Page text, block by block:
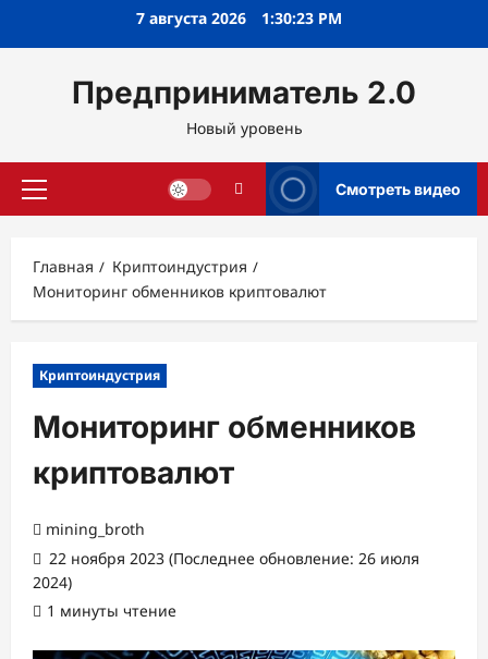
7 августа 2026 1:30:24 PM
Предприниматель 2.0
Новый уровень
Основное
Смотреть видео
Главная
Криптоиндустрия
Мониторинг обменников криптовалют
Криптоиндустрия
Мониторинг обменников
криптовалют
mining_broth
22 ноября 2023 (Последнее обновление: 26 июля
2024)
1 минуты чтение